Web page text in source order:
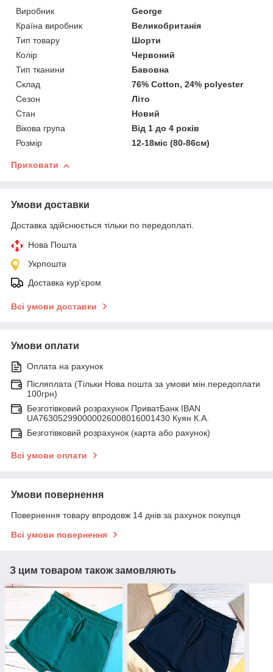
Виробник
George
Країна виробник
Великобританія
Тип товару
Шорти
Колір
Червоний
Тип тканини
Бавовна
Склад
76% Cotton, 24% polyester
Сезон
Літо
Стан
Новий
Вікова група
Від 1 до 4 років
Розмір
12-18міс (80-86см)
Приховати
Умови доставки
Доставка здійснюється тільки по передоплаті.
Нова Пошта
Укрпошта
Доставка кур'єром
Всі умови доставки
Умови оплати
Оплата на рахунок
Післяплата (Тільки Нова пошта за умови мін.передоплати
100грн)
Безготівковий розрахунок ПриватБанк IBAN
UA763052990000026008016001430 Куян К.А.
Безготівковий розрахунок (карта або рахунок)
Всі умови оплати
Умови повернення
Повернення товару впродовж 14 днів за рахунок покупця
Всі умови повернення
З цим товаром також замовляють